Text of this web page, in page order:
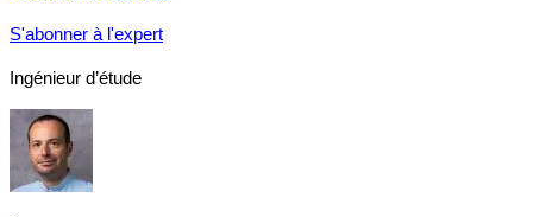
S'abonner à l'expert
Ingénieur d’étude